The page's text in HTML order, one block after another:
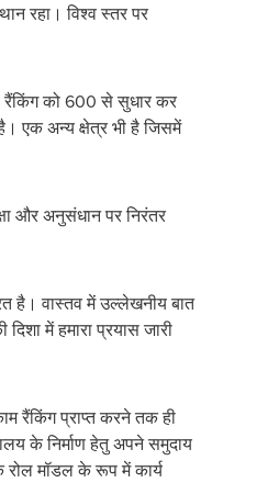
रहा। विश्व स्तर पर
रैंकिंग को 600 से सुधार कर
एक अन्य क्षेत्र भी है जिसमें
और अनुसंधान पर निरंतर
है। वास्तव में उल्लेखनीय बात
में हमारा प्रयास जारी
रैंकिंग प्राप्त करने तक ही
के निर्माण हेतु अपने समुदाय
रोल मॉडल के रूप में कार्य